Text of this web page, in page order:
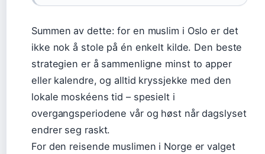
Summen av dette: for en muslim i Oslo er det
ikke nok å stole på én enkelt kilde. Den beste
strategien er å sammenligne minst to apper
eller kalendre, og alltid kryssjekke med den
lokale moskéens tid – spesielt i
overgangsperiodene vår og høst når dagslyset
endrer seg raskt.
For den reisende muslimen i Norge er valget